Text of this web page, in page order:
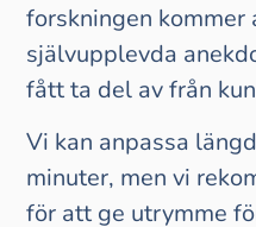
forskningen
självupplevda
fått ta del av från
Vi kan anpassa
minuter, men vi
för att ge utrymme